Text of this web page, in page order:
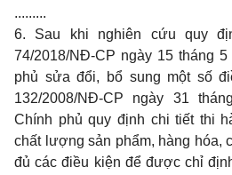
.........
6. Sau khi nghiên cứu quy
74/2018/NĐ-CP ngày 15 tháng 5
phủ sửa đổi, bổ sung một số
132/2008/NĐ-CP ngày 31
Chính phủ quy định chi tiết thi
chất lượng sản phẩm, hàng hóa,
đủ các điều kiện để được chỉ